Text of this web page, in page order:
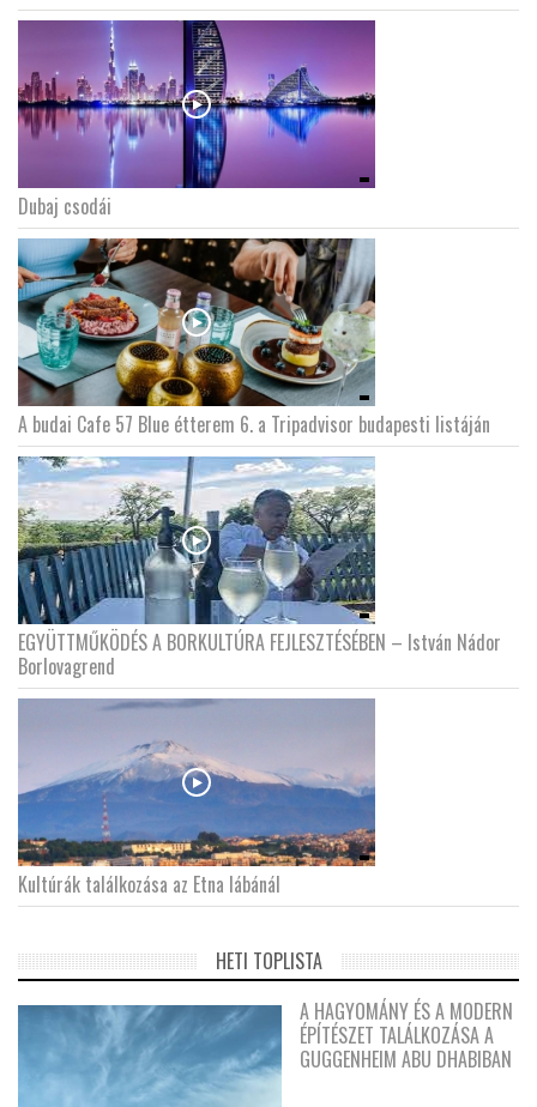
Dubaj csodái
A budai Cafe 57 Blue étterem 6. a Tripadvisor budapesti listáján
EGYÜTTMŰKÖDÉS A BORKULTÚRA FEJLESZTÉSÉBEN – István Nádor
Borlovagrend
Kultúrák találkozása az Etna lábánál
HETI TOPLISTA
A HAGYOMÁNY ÉS A MODERN
ÉPÍTÉSZET TALÁLKOZÁSA A
GUGGENHEIM ABU DHABIBAN